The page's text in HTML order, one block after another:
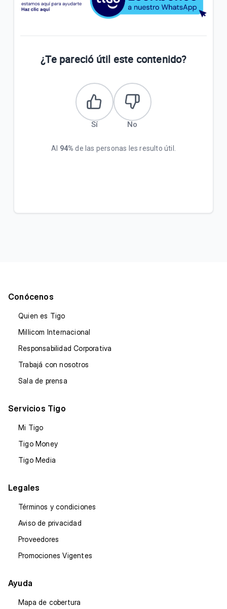
¿Te pareció útil este contenido?
Sí No
Al 94% de las personas les resulto útil.
Conócenos
Quien es Tigo
Millicom Internacional
Responsabilidad Corporativa
Trabajá con nosotros
Sala de prensa
Servicios Tigo
Mi Tigo
Tigo Money
Tigo Media
Legales
Términos y condiciones
Aviso de privacidad
Proveedores
Promociones Vigentes
Ayuda
Mapa de cobertura